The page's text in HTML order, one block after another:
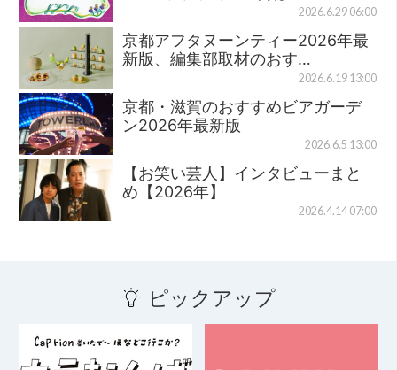
2026.6.29 06:00
京都アフタヌーンティー2026年最
新版、編集部取材のおす…
2026.6.19 13:00
京都・滋賀のおすすめビアガーデ
ン2026年最新版
2026.6.5 13:00
【お笑い芸人】インタビューまと
め【2026年】
2026.4.14 07:00
ピックアップ